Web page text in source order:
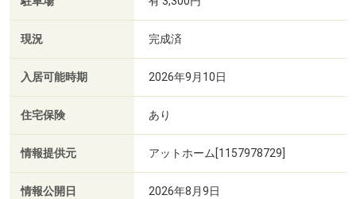
現況 完成済
入居可能時期 2026年9月10日
住宅保険 あり
情報提供元 アットホーム[1157978729]
情報公開日 2026年8月9日